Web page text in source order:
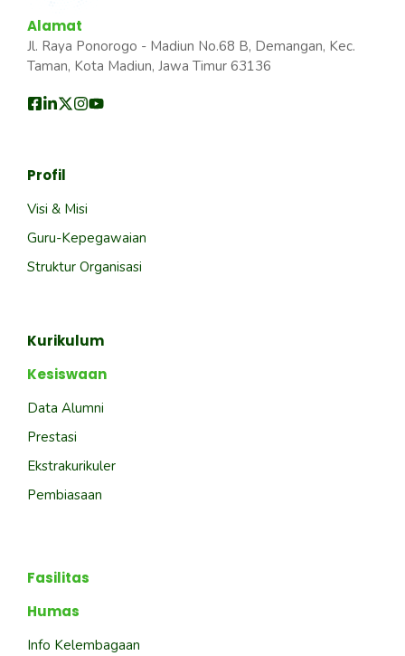
Alamat
Jl. Raya Ponorogo - Madiun No.68 B, Demangan, Kec.
Taman, Kota Madiun, Jawa Timur 63136
Profil
Visi & Misi
Guru-Kepegawaian
Struktur Organisasi
Kurikulum
Kesiswaan
Data Alumni
Prestasi
Ekstrakurikuler
Pembiasaan
Fasilitas
Humas
Info Kelembagaan